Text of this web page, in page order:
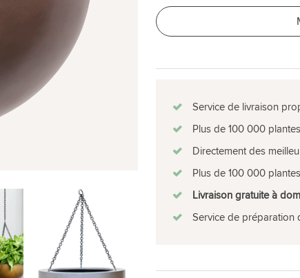
Service de livraison
Plus de 100 000
Directement des
Plus de 100 000
Livraison gratuite à
Service de préparation